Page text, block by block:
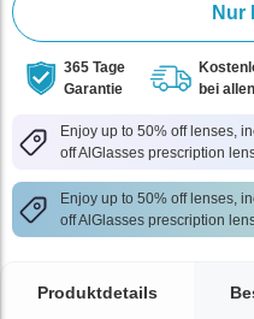
Nur
365 Tage
Garantie
bei
Enjoy up to 50% off lenses,
off AlGlasses prescription
Enjoy up to 50% off lenses,
off AlGlasses prescription
Produktdetails